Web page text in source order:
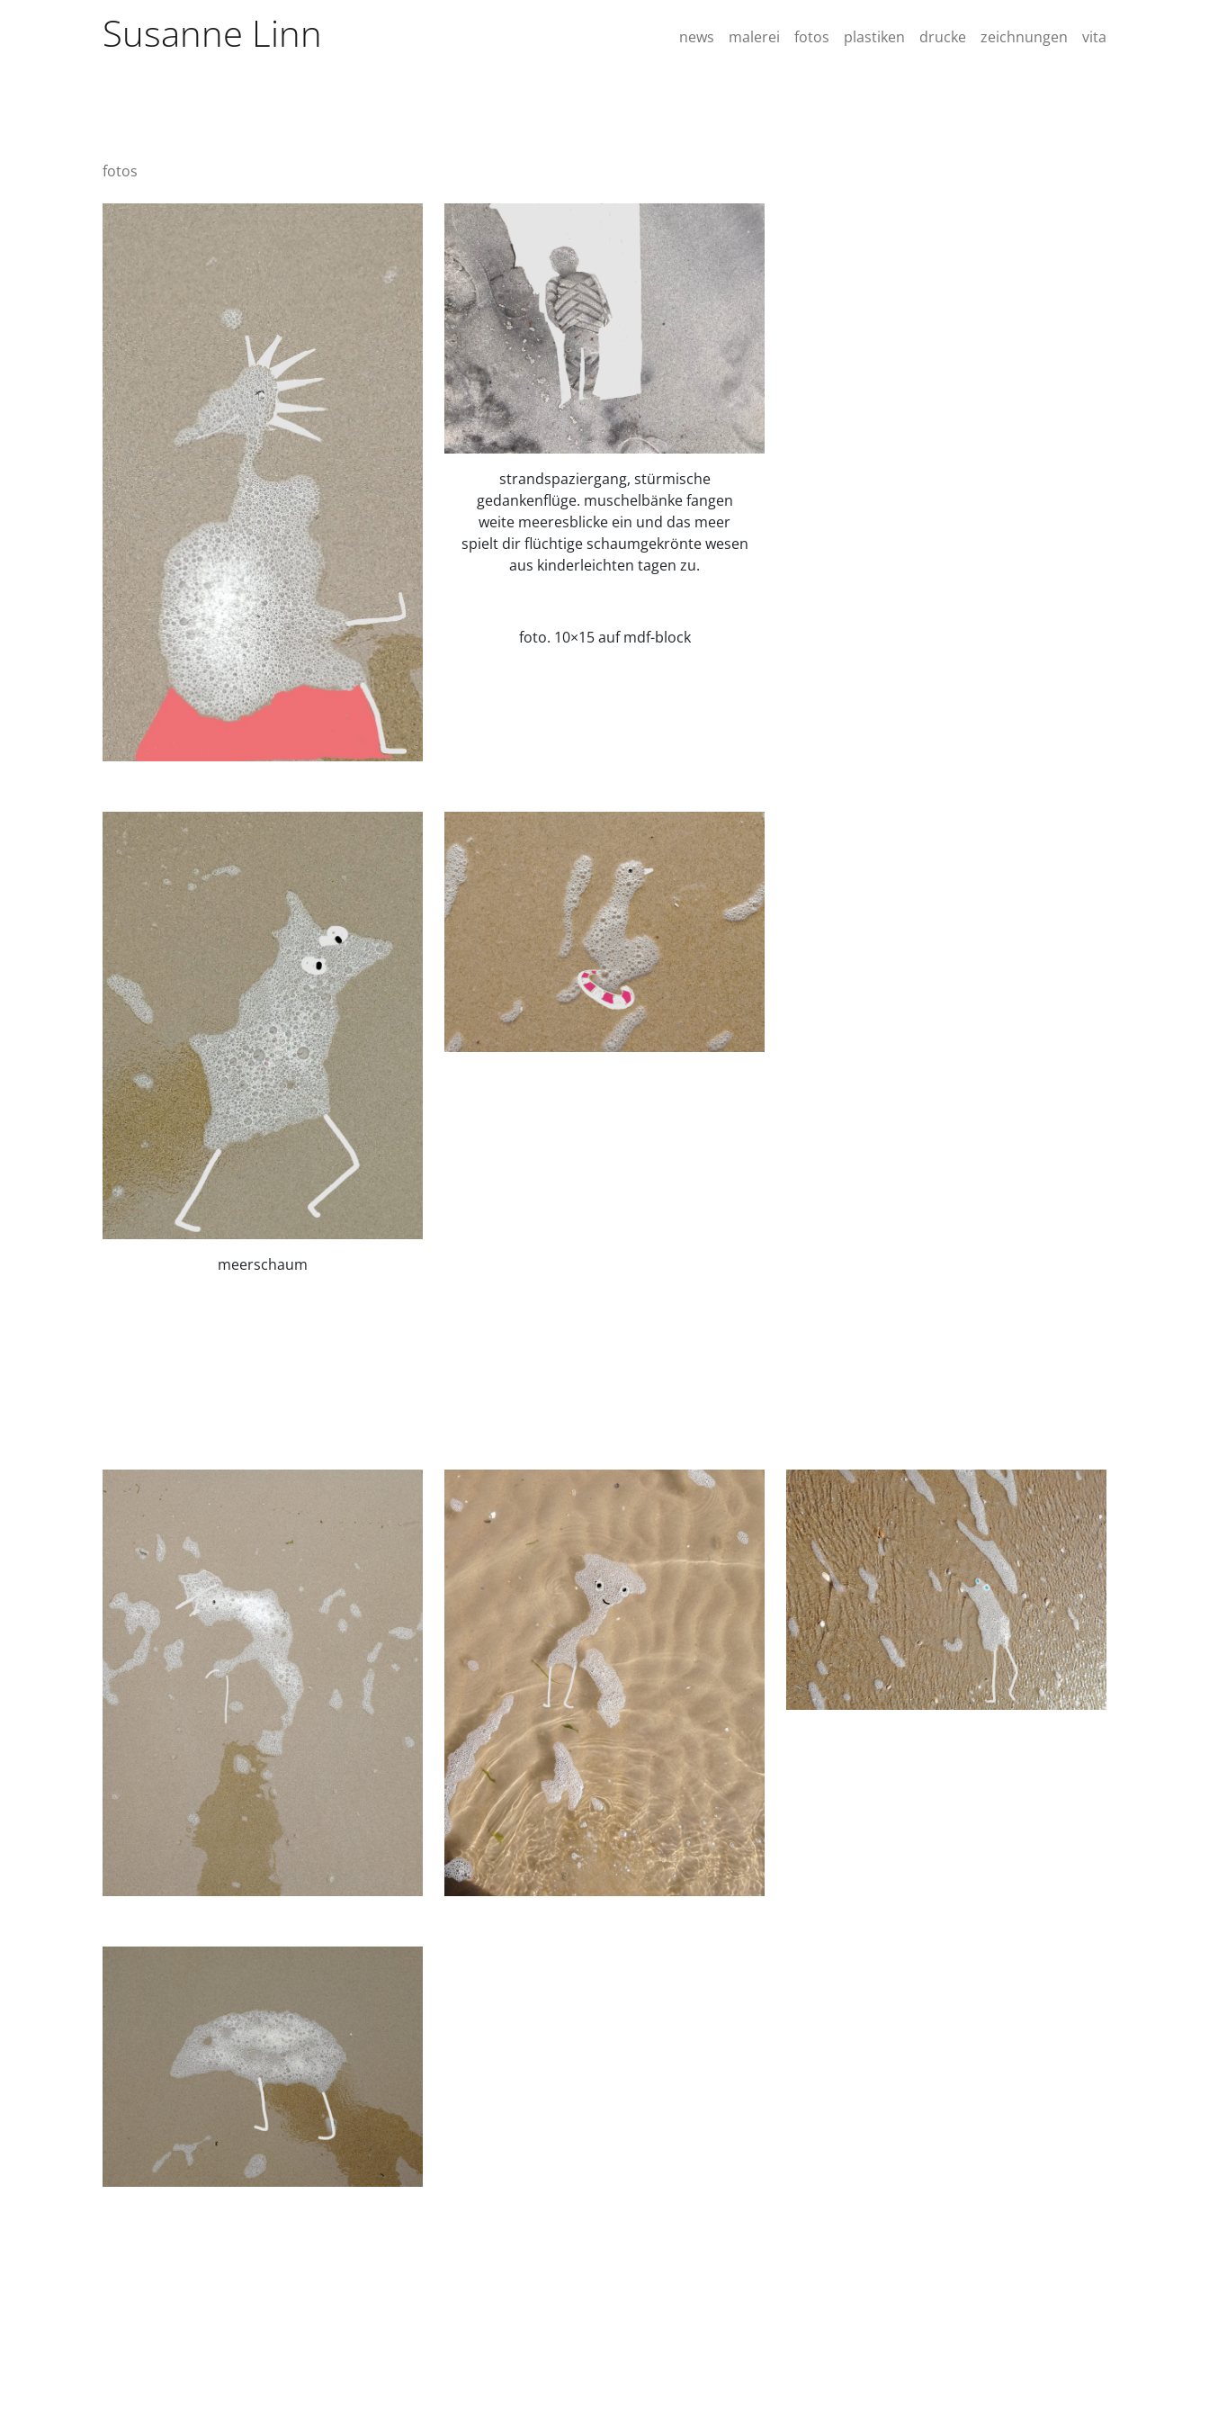
Susanne Linn news malerei fotos plastiken drucke zeichnungen vita
fotos
strandspaziergang, stürmische
gedankenflüge. muschelbänke fangen
weite meeresblicke ein und das meer
spielt dir flüchtige schaumgekrönte wesen
aus kinderleichten tagen zu.
foto. 10×15 auf mdf-block
meerschaum